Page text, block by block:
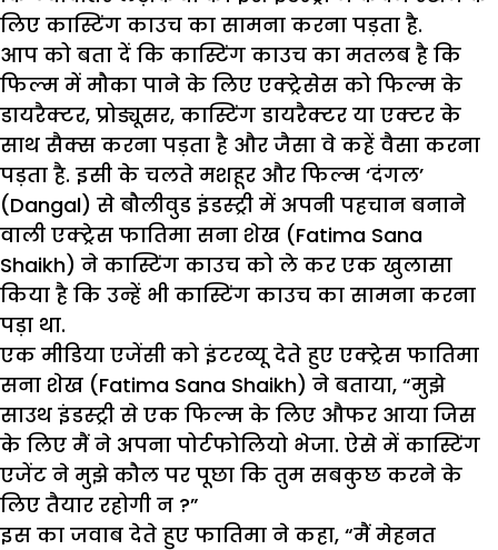
लिए कास्टिंग काउच का सामना करना पड़ता है.
आप को बता दें कि कास्टिंग काउच का मतलब है कि
फिल्म में मौका पाने के लिए एक्ट्रेसेस को फिल्म के
डायरैक्टर, प्रोड्यूसर, कास्टिंग डायरैक्टर या एक्टर के
साथ सैक्स करना पड़ता है और जैसा वे कहें वैसा करना
पड़ता है. इसी के चलते मशहूर और फिल्म ‘दंगल’
(Dangal) से बौलीवुड इंडस्ट्री में अपनी पहचान बनाने
वाली एक्ट्रेस फातिमा सना शेख (Fatima Sana
Shaikh) ने कास्टिंग काउच को ले कर एक खुलासा
किया है कि उन्हें भी कास्टिंग काउच का सामना करना
पड़ा था.
एक मीडिया एजेंसी को इंटरव्यू देते हुए एक्ट्रेस फातिमा
सना शेख (Fatima Sana Shaikh) ने बताया, “मुझे
साउथ इंडस्ट्री से एक फिल्म के लिए औफर आया जिस
के लिए मैं ने अपना पोर्टफोलियो भेजा. ऐसे में कास्टिंग
एजेंट ने मुझे कौल पर पूछा कि तुम सबकुछ करने के
लिए तैयार रहोगी न ?”
इस का जवाब देते हुए फातिमा ने कहा, “मैं मेहनत